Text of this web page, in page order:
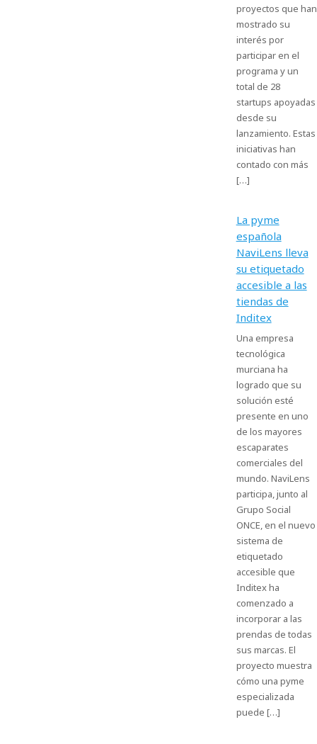
proyectos que han
mostrado su
interés por
participar en el
programa y un
total de 28
startups apoyadas
desde su
lanzamiento. Estas
iniciativas han
contado con más
[…]
La pyme
española
NaviLens lleva
su etiquetado
accesible a las
tiendas de
Inditex
Una empresa
tecnológica
murciana ha
logrado que su
solución esté
presente en uno
de los mayores
escaparates
comerciales del
mundo. NaviLens
participa, junto al
Grupo Social
ONCE, en el nuevo
sistema de
etiquetado
accesible que
Inditex ha
comenzado a
incorporar a las
prendas de todas
sus marcas. El
proyecto muestra
cómo una pyme
especializada
puede […]